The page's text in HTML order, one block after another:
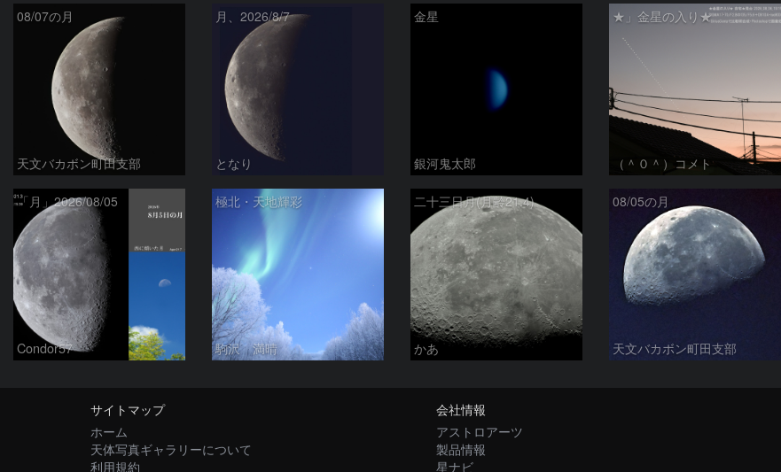
08/07の月
天文バカボン町田支部
月、2026/8/7
となり
金星
銀河鬼太郎
★」金星の入り★
（＾０＾）コメト
「月」2026/08/05
Condor57
極北・天地輝彩
駒沢 満晴
二十三日月(月齢21.4)
かあ
08/05の月
天文バカボン町田支部
サイトマップ
ホーム
天体写真ギャラリーについて
利用規約
会社情報
アストロアーツ
製品情報
星ナビ